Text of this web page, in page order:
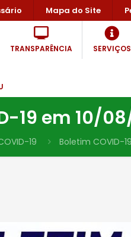
Mapa do Site
TRANSPARÊNCIA SERVIÇOS
19 em 10/
19 Boletim COVID-